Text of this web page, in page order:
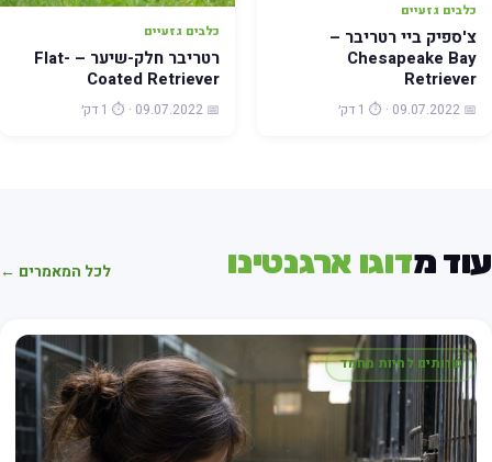
כלבים גזעיים
צ'ספיק ביי רטריבר –
Chesapeake Bay
Retriever
📅 09.07.2022 · ⏱️ 1 דק׳
כלבים גזעיים
רטריבר חלק-שיער – Flat-
Coated Retriever
📅 09.07.2022 · ⏱️ 1 דק׳
עוד מדוגו ארגנטינו לכל המאמרים ←
שרותים לחיות מחמד